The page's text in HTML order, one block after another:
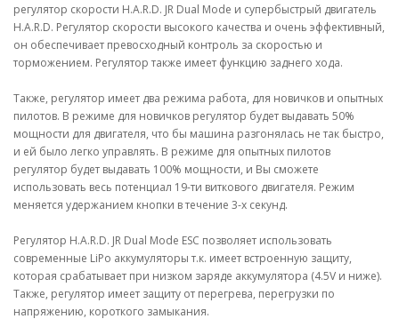
регулятор скорости H.A.R.D. JR Dual Mode и супербыстрый двигатель
H.A.R.D. Регулятор скорости высокого качества и очень эффективный,
он обеспечивает превосходный контроль за скоростью и
торможением. Регулятор также имеет функцию заднего хода.
Также, регулятор имеет два режима работа, для новичков и опытных
пилотов. В режиме для новичков регулятор будет выдавать 50%
мощности для двигателя, что бы машина разгонялась не так быстро,
и ей было легко управлять. В режиме для опытных пилотов
регулятор будет выдавать 100% мощности, и Вы сможете
использовать весь потенциал 19-ти виткового двигателя. Режим
меняется удержанием кнопки в течение 3-х секунд.
Регулятор H.A.R.D. JR Dual Mode ESC позволяет использовать
современные LiPo аккумуляторы т.к. имеет встроенную защиту,
которая срабатывает при низком заряде аккумулятора (4.5V и ниже).
Также, регулятор имеет защиту от перегрева, перегрузки по
напряжению, короткого замыкания.